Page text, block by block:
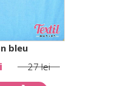
bleu
27 lei